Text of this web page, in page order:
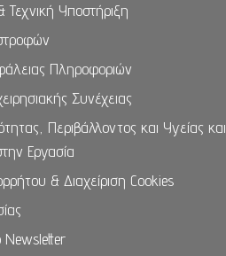
Τεχνική Υποστήριξη
Πληροφοριών
Συνέχειας
Περιβάλλοντος και Υγείας και
Εργασία
& Διαχείριση Cookies